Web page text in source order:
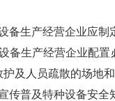
备生产经营企业应
设备生产经营企业配
及人员疏散的场地和
传普及特种设备安